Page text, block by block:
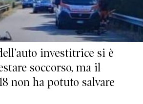
investitrice si è
soccorso, ma il
non ha potuto salvare